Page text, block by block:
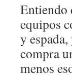
Entiendo
equipos
y
compra
menos